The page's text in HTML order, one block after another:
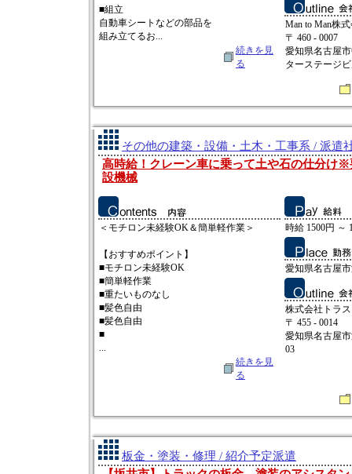
■組立
自動車シートなどの部品を
組み立てるお...
続きを見
る
Man to Man株
〒 460 - 0007
愛知県名古屋
ターステージ
その他の建築・設備・土木・工事系 / 派遣
高時給！クレーン車に乗って土や石の仕分け
設機械
＜モチロン未経験OK＆簡単軽作業＞
【おすすめポイント】
■モチロン未経験OK
■簡単軽作業
■重たいものなし
■髪色自由
■髪色自由
■
...
続きを見
る
時給 1500円 ～
愛知県名古屋
株式会社トラ
〒 455 - 0014
愛知県名古屋
03
板金・塗装・修理 / 紹介予定派遣